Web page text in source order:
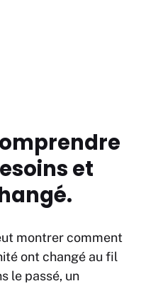
et
montrer comment
ont changé au fil
le passé, un